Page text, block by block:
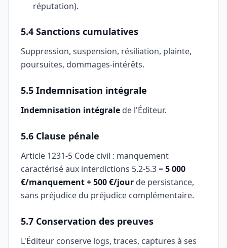
réputation).
5.4 Sanctions cumulatives
Suppression, suspension, résiliation, plainte,
poursuites, dommages-intérêts.
5.5 Indemnisation intégrale
Indemnisation intégrale de l'Éditeur.
5.6 Clause pénale
Article 1231-5 Code civil : manquement
caractérisé aux interdictions 5.2-5.3 =5 000
€/manquement + 500 €/jour de persistance,
sans préjudice du préjudice complémentaire.
5.7 Conservation des preuves
L'Éditeur conserve logs, traces, captures à ses